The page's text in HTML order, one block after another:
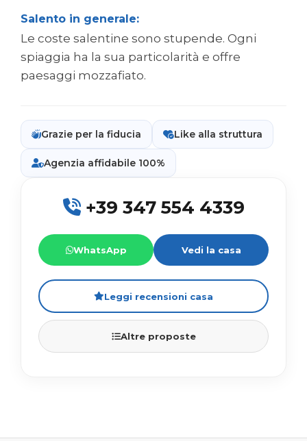
Salento in generale:
Le coste salentine sono stupende. Ogni
spiaggia ha la sua particolarità e offre
paesaggi mozzafiato.
Grazie per la fiducia Like alla struttura
Agenzia affidabile 100%
+39 347 554 4339
WhatsApp Vedi la casa
Leggi recensioni casa
Altre proposte